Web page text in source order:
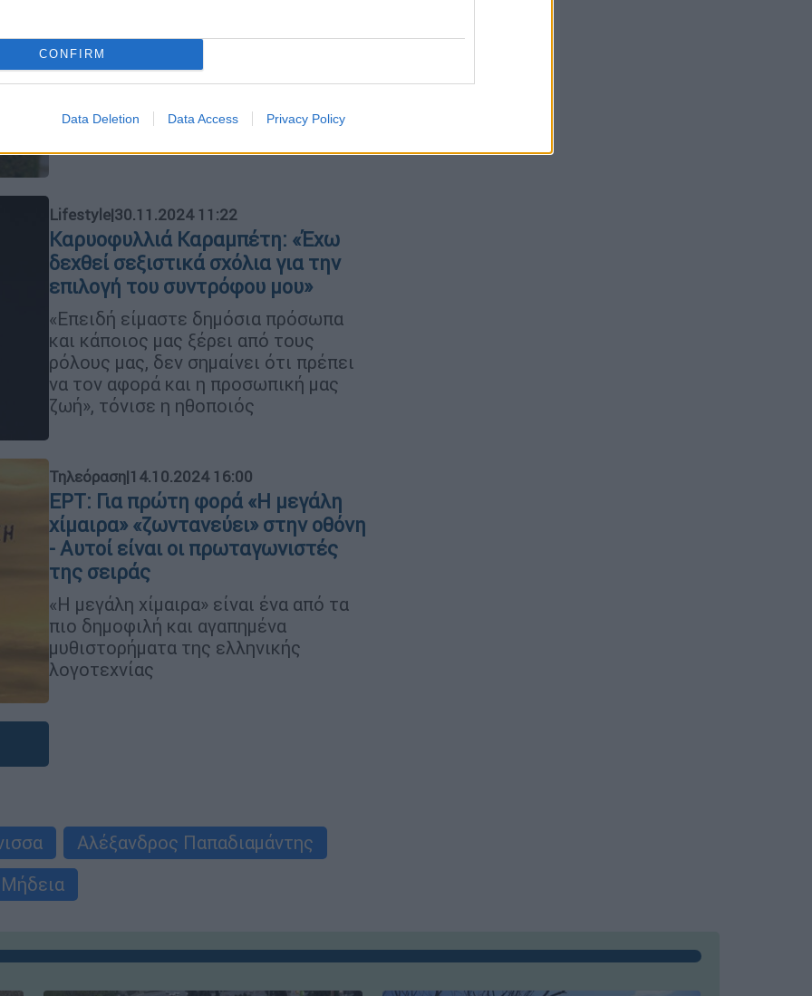
CONFIRM
Data Deletion Data Access Privacy Policy
άσχημο, απλώς δεν το θεωρώ και
ιδιαίτερα όμορφο»
Η καταξιωμένη ηθοποιός περιέγραψε
πως εκείνη αντιλαμβάνεται την
έννοια της ομορφιάς
Lifestyle|30.11.2024 11:22
Καρυοφυλλιά Καραμπέτη: «Έχω
δεχθεί σεξιστικά σχόλια για την
επιλογή του συντρόφου μου»
«Επειδή είμαστε δημόσια πρόσωπα
και κάποιος μας ξέρει από τους
ρόλους μας, δεν σημαίνει ότι πρέπει
να τον αφορά και η προσωπική μας
ζωή», τόνισε η ηθοποιός
Τηλεόραση|14.10.2024 16:00
ΕΡΤ: Για πρώτη φορά «Η μεγάλη
χίμαιρα» «ζωντανεύει» στην οθόνη
- Αυτοί είναι οι πρωταγωνιστές
της σειράς
«Η μεγάλη χίμαιρα» είναι ένα από τα
πιο δημοφιλή και αγαπημένα
μυθιστορήματα της ελληνικής
λογοτεχνίας
Αλέξανδρος Παπαδιαμάντης
Μήδεια